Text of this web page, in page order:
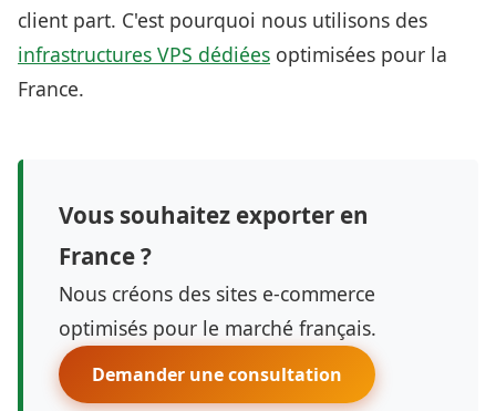
client part. C'est pourquoi nous utilisons des
infrastructures VPS dédiées optimisées pour la
France.
Vous souhaitez exporter en
France ?
Nous créons des sites e-commerce
optimisés pour le marché français.
Demander une consultation